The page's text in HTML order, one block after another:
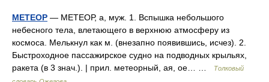
МЕТЕОР — МЕТЕОР, а, муж. 1. Вспышка небольшого
небесного тела, влетающего в верхнюю атмосферу из
космоса. Мелькнул как м. (внезапно появившись, исчез). 2.
Быстроходное пассажирское судно на подводных крыльях,
ракета (в 3 знач.). | прил. метеорный, ая, ое… …
Толковый